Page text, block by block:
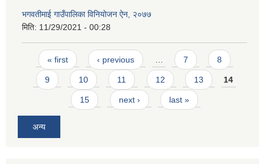
भगवतीमाई गाउँपालिका विनियोजन ऐन, २०७७
मिति: 11/29/2021 - 00:28
Pages
« first ‹ previous 7 8
9 10 11 12 13 14
15 next › last »
अन्य